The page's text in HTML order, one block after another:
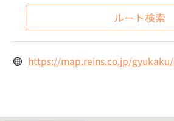
ルート検索
https://map.reins.co.jp/